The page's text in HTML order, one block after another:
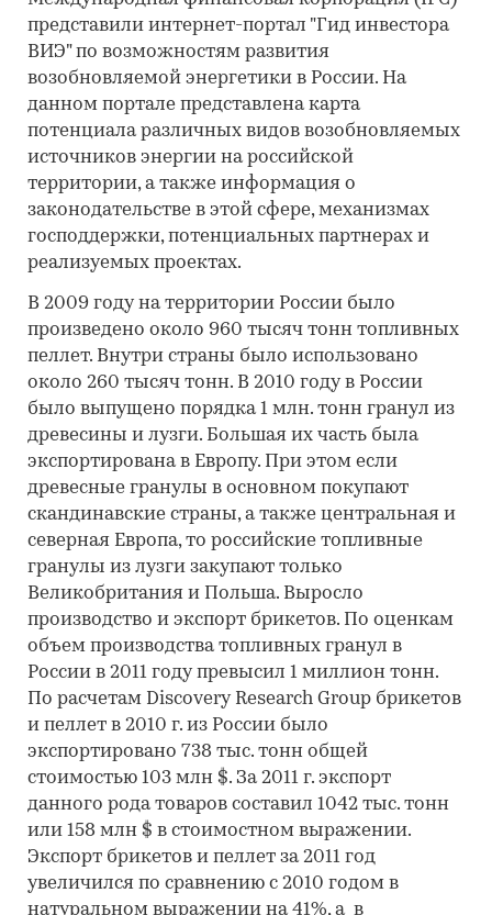
представили интернет-портал "Гид инвестора
ВИЭ" по возможностям развития
возобновляемой энергетики в России. На
данном портале представлена карта
потенциала различных видов возобновляемых
источников энергии на российской
территории, а также информация о
законодательстве в этой сфере, механизмах
господдержки, потенциальных партнерах и
реализуемых проектах.
В 2009 году на территории России было
произведено около 960 тысяч тонн топливных
пеллет. Внутри страны было использовано
около 260 тысяч тонн. В 2010 году в России
было выпущено порядка 1 млн. тонн гранул из
древесины и лузги. Большая их часть была
экспортирована в Европу. При этом если
древесные гранулы в основном покупают
скандинавские страны, а также центральная и
северная Европа, то российские топливные
гранулы из лузги закупают только
Великобритания и Польша. Выросло
производство и экспорт брикетов. По оценкам
объем производства топливных гранул в
России в 2011 году превысил 1 миллион тонн.
По расчетам Discovery Research Group брикетов
и пеллет в 2010 г. из России было
экспортировано 738 тыс. тонн общей
стоимостью 103 млн $. За 2011 г. экспорт
данного рода товаров составил 1042 тыс. тонн
или 158 млн $ в стоимостном выражении.
Экспорт брикетов и пеллет за 2011 год
увеличился по сравнению с 2010 годом в
натуральном выражении на 41%, а в